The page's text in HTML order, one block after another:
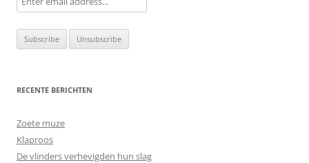
RECENTE BERICHTEN
Zoete muze
Klaproos
De vlinders verhevigden hun slag